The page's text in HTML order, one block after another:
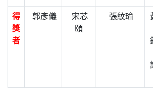
得
獎
者
郭彥儀
宋芯
頤
張紋瑜